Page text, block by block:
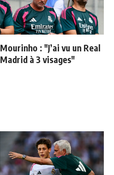
Mourinho : "J’ai vu un Real
Madrid à 3 visages"